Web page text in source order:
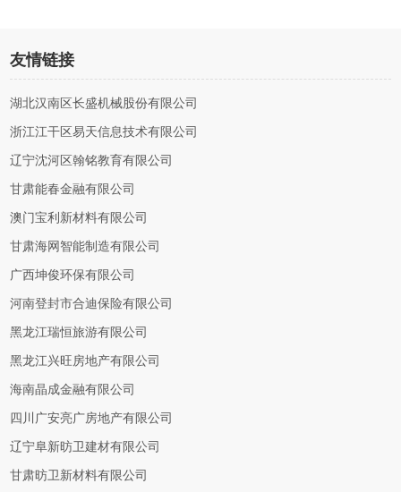
友情链接
湖北汉南区长盛机械股份有限公司
浙江江干区易天信息技术有限公司
辽宁沈河区翰铭教育有限公司
甘肃能春金融有限公司
澳门宝利新材料有限公司
甘肃海网智能制造有限公司
广西坤俊环保有限公司
河南登封市合迪保险有限公司
黑龙江瑞恒旅游有限公司
黑龙江兴旺房地产有限公司
海南晶成金融有限公司
四川广安亮广房地产有限公司
辽宁阜新昉卫建材有限公司
甘肃昉卫新材料有限公司